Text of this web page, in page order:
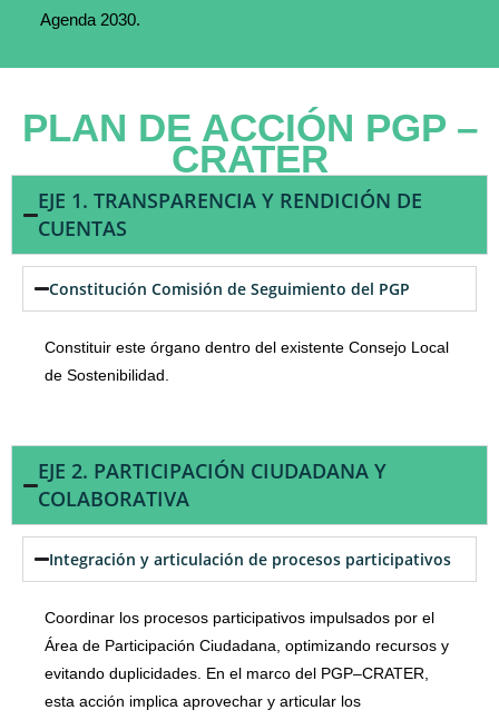
Agenda 2030.
PLAN DE ACCIÓN PGP –
CRATER
EJE 1. TRANSPARENCIA Y RENDICIÓN DE
CUENTAS
Constitución Comisión de Seguimiento del PGP
Constituir este órgano dentro del existente Consejo Local
de Sostenibilidad.
EJE 2. PARTICIPACIÓN CIUDADANA Y
COLABORATIVA
Integración y articulación de procesos participativos
Coordinar los procesos participativos impulsados por el
Área de Participación Ciudadana, optimizando recursos y
evitando duplicidades. En el marco del PGP–CRATER,
esta acción implica aprovechar y articular los